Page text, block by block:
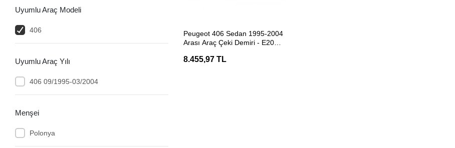
Uyumlu Araç Modeli
406
Uyumlu Araç Yılı
406 09/1995-03/2004
Menşei
Polonya
Peugeot 406 Sedan 1995-2004
Arası Araç Çeki Demiri - E20
8.455,97 TL